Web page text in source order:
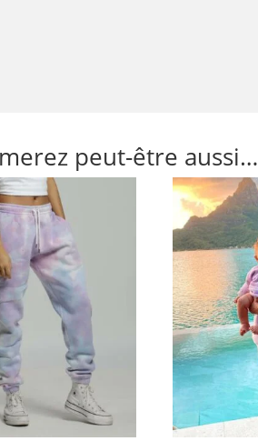
peut-être aussi…